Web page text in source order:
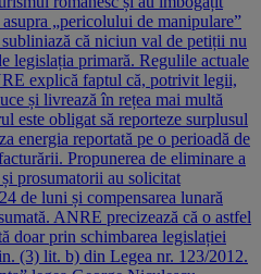
„pericolului de manipulare”
că niciun val de petiții nu
legislația primară. Regulile actuale
explică faptul că, potrivit legii,
și livrează în rețea mai multă
este obligat să reporteze surplusul
energia reportată pe o perioadă de
Propunerea de eliminare a
prosumatorii au solicitat
de luni și compensarea lunară
ANRE precizează că o astfel
doar prin schimbarea legislației
(3) lit. b) din Legea nr. 123/2012.